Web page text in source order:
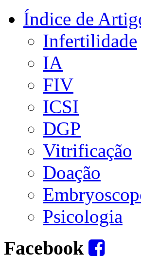
Índice de
Infertilidade
IA
FIV
ICSI
DGP
Vitrificação
Doação
Psicologia
Facebook